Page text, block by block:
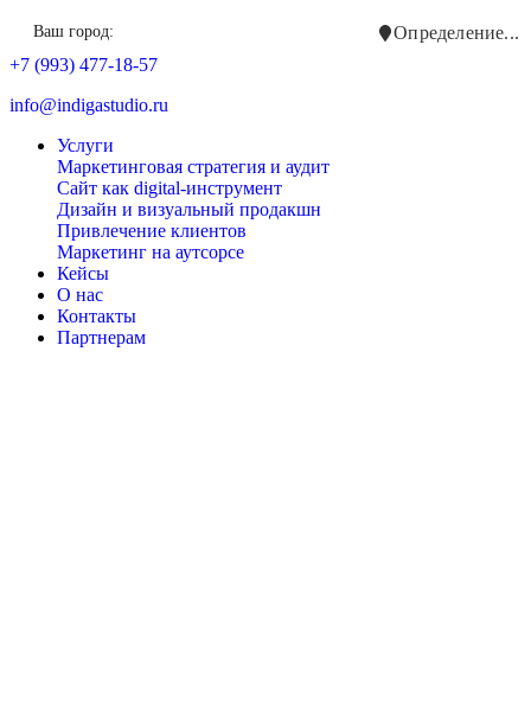
Ваш город:
Определение...
+7 (993) 477-18-57
info@indigastudio.ru
Услуги
Маркетинговая стратегия и аудит
Сайт как digital-инструмент
Дизайн и визуальный продакшн
Привлечение клиентов
Маркетинг на аутсорсе
Кейсы
О нас
Контакты
Партнерам